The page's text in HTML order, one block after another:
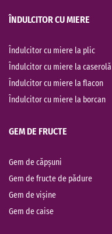
ÎNDULCITOR CU MIERE
Îndulcitor cu miere la plic
Îndulcitor cu miere la caserolă
Îndulcitor cu miere la flacon
Îndulcitor cu miere la borcan
GEM DE FRUCTE
Gem de căpșuni
Gem de fructe de pădure
Gem de vișine
Gem de caise